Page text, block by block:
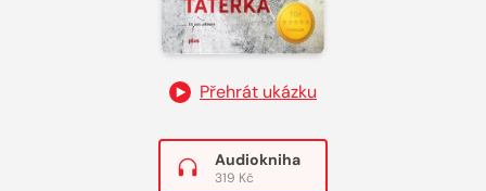
Přehrát ukázku
Audiokniha
319 Kč